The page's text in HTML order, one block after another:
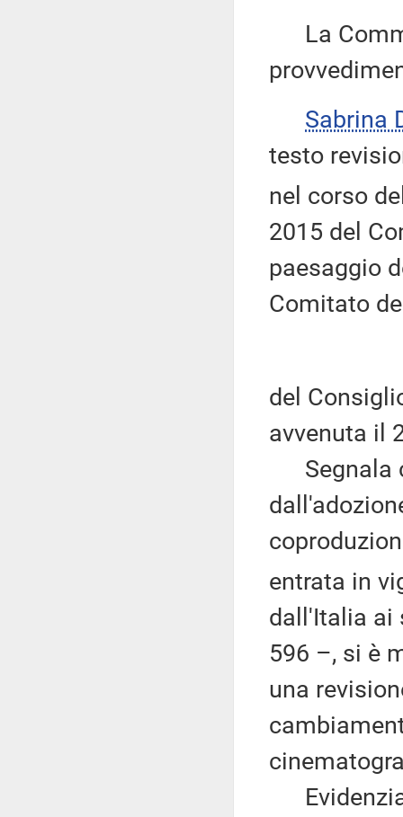
La
Sabrina
testo
nel corso
2015 del
paesaggio
Comitato
del
avvenuta il
Segnala
entrata in
dall'Italia ai
596 –, si è
una
Evidenzia